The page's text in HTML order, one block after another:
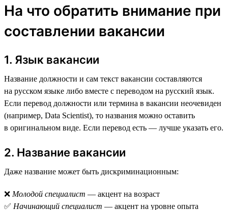
На что обратить внимание при
составлении вакансии
1. Язык вакансии
Название должности и сам текст вакансии составляются
на русском языке либо вместе с переводом на русский язык.
Если перевод должности или термина в вакансии неочевиден
(например, Data Scientist), то названия можно оставить
в оригинальном виде. Если перевод есть — лучше указать его.
2. Название вакансии
Даже название может быть дискриминационным:
❌ Молодой специалист — акцент на возраст
✅ Начинающий специалист — акцент на уровне опыта